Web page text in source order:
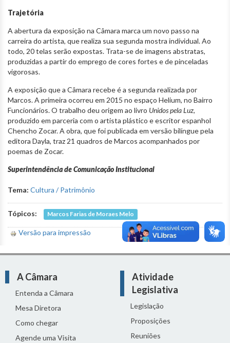
Trajetória
A abertura da exposição na Câmara marca um novo passo na
carreira do artista, que realiza sua segunda mostra individual. Ao
todo, 20 telas serão expostas. Trata-se de imagens abstratas,
produzidas a partir do emprego de cores fortes e de pinceladas
vigorosas.
A exposição que a Câmara recebe é a segunda realizada por
Marcos. A primeira ocorreu em 2015 no espaço Helium, no Bairro
Funcionários. O trabalho deu origem ao livro Unidos pela Luz,
produzido em parceria com o artista plástico e escritor espanhol
Chencho Zocar. A obra, que foi publicada em versão bilíngue pela
editora Dayla, traz 21 quadros de Marcos acompanhados por
poemas de Zocar.
Superintendência de Comunicação Institucional
Tema: Cultura / Patrimônio
Tópicos: Marcos Farias de Moraes Melo
Versão para impressão
A Câmara
Entenda a Câmara
Mesa Diretora
Como chegar
Agende uma Visita
Atividade
Legislativa
Legislação
Proposições
Reuniões